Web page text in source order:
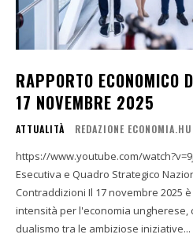
RAPPORTO ECONOMICO
17 NOVEMBRE 2025
ATTUALITÀ REDAZIONE ECONOMIA.HU
https://www.youtube.com/
Esecutiva e Quadro Strategico
Contraddizioni Il 17 novembre 2025 è stato un giorno di alta
intensità per l'economia ungherese,
dualismo tra le ambiziose iniziative...